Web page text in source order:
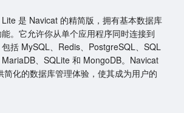
是 Navicat 的精简版，拥有基本数据库
。它允许你从单个应用程序同时连接到
括 MySQL、Redis、PostgreSQL、SQL
、SQLite 和 MongoDB。Navicat
简化的数据库管理体验，使其成为用户的